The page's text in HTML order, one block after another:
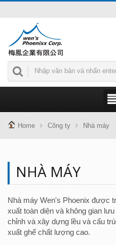
Home Công ty Nhà máy
NHÀ MÁY
Nhà máy Wen's Phoenix được
xuất toàn diện và không gian
chỉnh và xây dựng lều và cấu
xuất ghế chất lượng cao.